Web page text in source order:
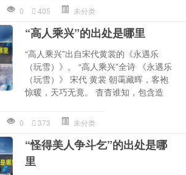
0 405 未分类
“高人乘兴”的出处是哪里
“高人乘兴”出自宋代黄裳的《永遇乐
（玩雪）》。 “高人乘兴”全诗 《永遇乐
（玩雪）》 宋代 黄裳 朝霭藏晖，客袍
惊暖，天巧无竟。 杳杳谁知，包含造
0 373 未分类
“怪得美人争斗乞”的出处是哪
里